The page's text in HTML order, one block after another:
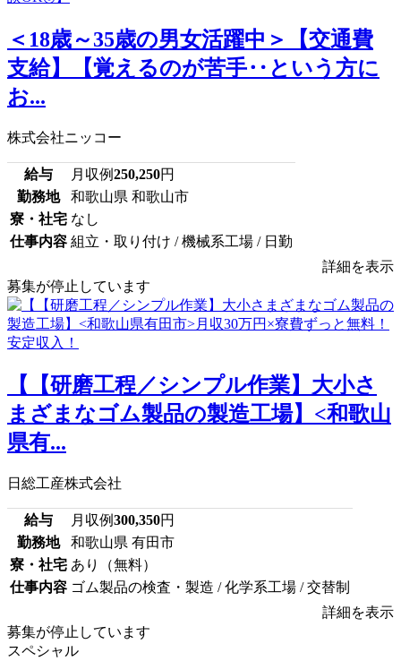
＜18歳～35歳の男女活躍中＞【交通費
支給】【覚えるのが苦手‥という方に
お...
株式会社ニッコー
給与 月収例250,250円
勤務地
和歌山県 和歌山市
寮・社宅 なし
仕事内容 組立・取り付け / 機械系工場 / 日勤
詳細を表示
募集が停止しています
【【研磨工程／シンプル作業】大小さ
まざまなゴム製品の製造工場】<和歌山
県有...
日総工産株式会社
給与 月収例300,350円
勤務地
和歌山県 有田市
寮・社宅 あり（無料）
仕事内容 ゴム製品の検査・製造 / 化学系工場 / 交替制
詳細を表示
募集が停止しています
スペシャル